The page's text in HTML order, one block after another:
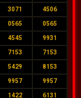
3071 4506
0565 0565
4545 9931
7153 7153
5429 8153
9957 9957
1422 6131